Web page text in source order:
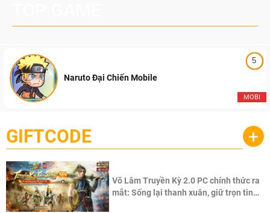
5
MOBI
Naruto Đại Chiến Mobile
GIFTCODE +
Võ Lâm Truyền Kỳ 2.0 PC chính thức ra
mắt: Sống lại thanh xuân, giữ trọn tinh